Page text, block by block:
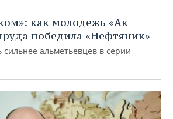
как молодежь «Ак
победила «Нефтяник»
сильнее альметьевцев в серии